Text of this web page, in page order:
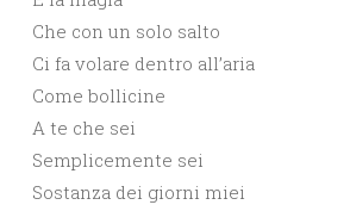
Che con un solo salto
Ci fa volare dentro all’aria
Come bollicine
A te che sei
Semplicemente sei
Sostanza dei giorni miei